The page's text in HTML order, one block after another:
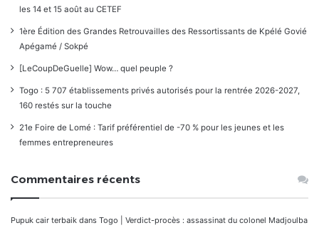
les 14 et 15 août au CETEF
1ère Édition des Grandes Retrouvailles des Ressortissants de Kpélé Govié
Apégamé / Sokpé
[LeCoupDeGuelle] Wow… quel peuple ?
Togo : 5 707 établissements privés autorisés pour la rentrée 2026-2027,
160 restés sur la touche
21e Foire de Lomé : Tarif préférentiel de -70 % pour les jeunes et les
femmes entrepreneures
Commentaires récents
Pupuk cair terbaik dans Togo | Verdict-procès : assassinat du colonel Madjoulba